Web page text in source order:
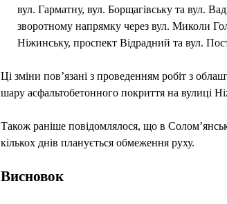
вул. Гарматну, вул. Борщагівську та вул.
зворотному напрямку через вул. Миколи
Ніжинську, проспект Відрадний та вул.
Ці зміни пов’язані з проведенням робіт з
шару асфальтобетонного покриття на вулиці
Також раніше повідомлялося, що в
кількох днів планується обмеження руху.
Висновок